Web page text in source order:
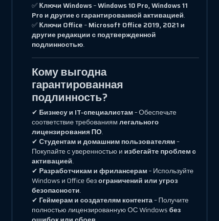
✅Ключи Windows–Windows 10 Pro, Windows 11
Pro и другие с гарантированной активацией.
✅Ключи Office–Microsoft Office 2019, 2021 и
другие редакции с подтвержденной
подлинностью.
Кому выгодна
гарантированная
подлинность?
✔ Бизнесу и IT-специалистам– Обеспечьте
соответствие требованиямлегального
лицензирования ПО.
✔ Студентам и домашним пользователям–
Покупайте с уверенностью и избегайте проблем с
активацией.
✔ Разработчикам и фрилансерам– Используйте
Windows и Office безограничений или угроз
безопасности.
✔ Геймерам и создателям контента– Получите
полностью лицензированную ОС Windowsбез